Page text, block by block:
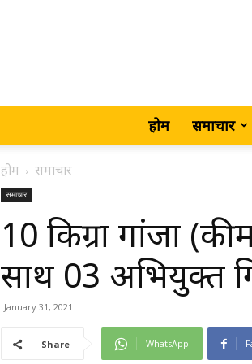
होम समाचार
होम समाचार
समाचार
10 किग्रा गांजा
साथ 03 अभियुक्त
January 31, 2021
Share WhatsApp